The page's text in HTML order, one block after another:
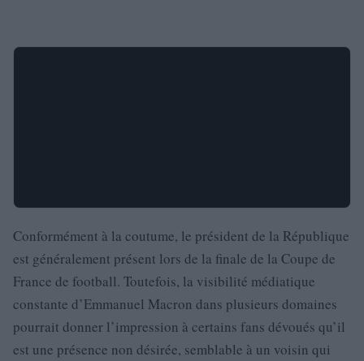
Conformément à la coutume, le président de la République
est généralement présent lors de la finale de la Coupe de
France de football. Toutefois, la visibilité médiatique
constante d’Emmanuel Macron dans plusieurs domaines
pourrait donner l’impression à certains fans dévoués qu’il
est une présence non désirée, semblable à un voisin qui